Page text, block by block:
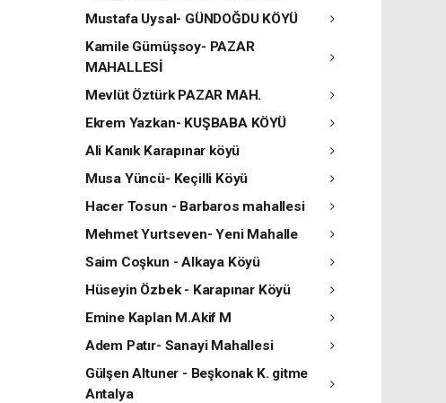
Mustafa Uysal- GÜNDOĞDU KÖYÜ
Kamile Gümüşsoy- PAZAR
MAHALLESİ
Mevlüt Öztürk PAZAR MAH.
Ekrem Yazkan- KUŞBABA KÖYÜ
Ali Kanık Karapınar köyü
Musa Yüncü- Keçilli Köyü
Hacer Tosun - Barbaros mahallesi
Mehmet Yurtseven- Yeni Mahalle
Saim Coşkun - Alkaya Köyü
Hüseyin Özbek - Karapınar Köyü
Emine Kaplan M.Akif M
Adem Patır- Sanayi Mahallesi
Gülşen Altuner - Beşkonak K. gitme
Antalya